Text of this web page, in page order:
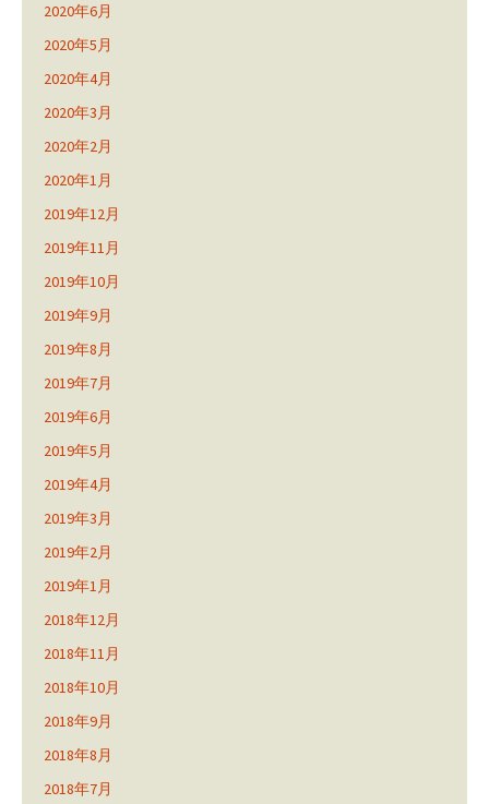
2020年6月
2020年5月
2020年4月
2020年3月
2020年2月
2020年1月
2019年12月
2019年11月
2019年10月
2019年9月
2019年8月
2019年7月
2019年6月
2019年5月
2019年4月
2019年3月
2019年2月
2019年1月
2018年12月
2018年11月
2018年10月
2018年9月
2018年8月
2018年7月